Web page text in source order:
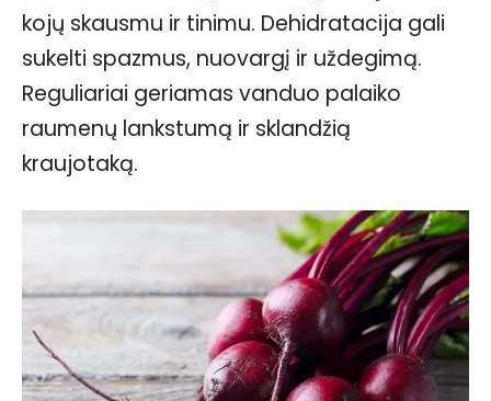
kojų skausmu ir tinimu. Dehidratacija gali
sukelti spazmus, nuovargį ir uždegimą.
Reguliariai geriamas vanduo palaiko
raumenų lankstumą ir sklandžią
kraujotaką.